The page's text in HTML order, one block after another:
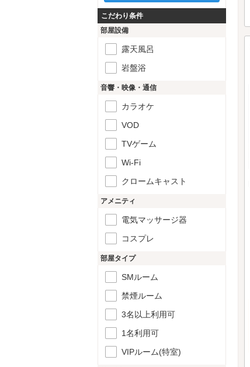
こだわり条件
部屋設備
露天風呂
岩盤浴
音響・映像・通信
カラオケ
VOD
TVゲーム
Wi-Fi
クロームキャスト
アメニティ
電気マッサージ器
コスプレ
部屋タイプ
SMルーム
禁煙ルーム
3名以上利用可
1名利用可
VIPルーム(特室)